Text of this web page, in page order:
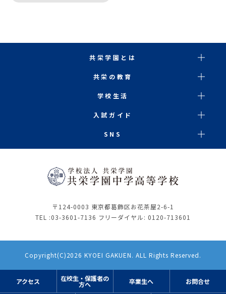
アクセス 在校生・保護者の
方へ 卒業生へ お問合せ
共栄学園とは
共栄の教育
学校生活
入試ガイド
SNS
〒124-0003 東京都葛飾区お花茶屋2-6-1
TEL :03-3601-7136 フリーダイヤル: 0120-713601
Copyright(C)2026 KYOEI GAKUEN. ALL Rights Reserved.